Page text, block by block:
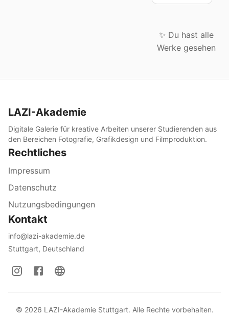
✨ Du hast alle
Werke gesehen
LAZI-Akademie
Digitale Galerie für kreative Arbeiten unserer Studierenden aus
den Bereichen Fotografie, Grafikdesign und Filmproduktion.
Rechtliches
Impressum
Datenschutz
Nutzungsbedingungen
Kontakt
info@lazi-akademie.de
Stuttgart, Deutschland
© 2026 LAZI-Akademie Stuttgart. Alle Rechte vorbehalten.